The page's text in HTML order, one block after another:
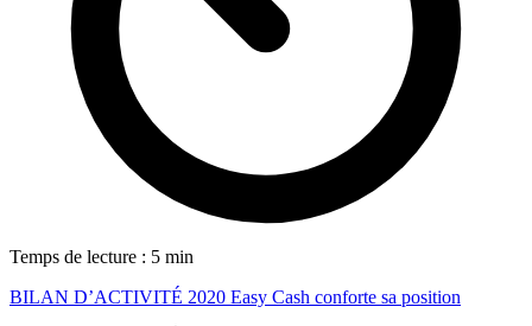
Temps de lecture : 5 min
BILAN D’ACTIVITÉ 2020 Easy Cash conforte sa position